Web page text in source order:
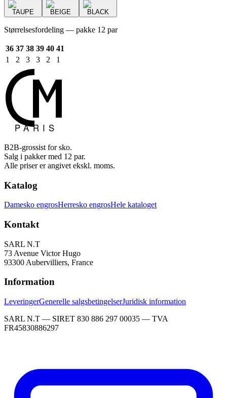
TAUPE BEIGE BLACK
Størrelsesfordeling — pakke 12 par
36 37 38 39 40 41
1
2 3 3 2 1
B2B-grossist for sko.
Salg i pakker med 12 par.
Alle priser er angivet ekskl. moms.
Katalog
Damesko engrosHerresko engrosHele kataloget
Kontakt
SARL N.T
73 Avenue Victor Hugo
93300 Aubervilliers, France
Information
LeveringerGenerelle salgsbetingelserJuridisk information
SARL N.T — SIRET 830 886 297 00035 — TVA
FR45830886297